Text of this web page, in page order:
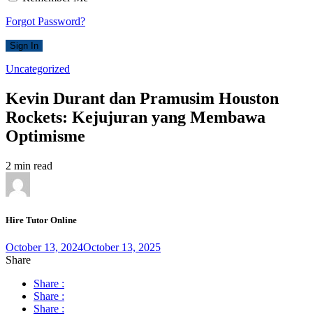
Forgot Password?
Sign In
Uncategorized
Kevin Durant dan Pramusim Houston
Rockets: Kejujuran yang Membawa
Optimisme
2 min read
Hire Tutor Online
October 13, 2024October 13, 2025
Share
Share :
Share :
Share :